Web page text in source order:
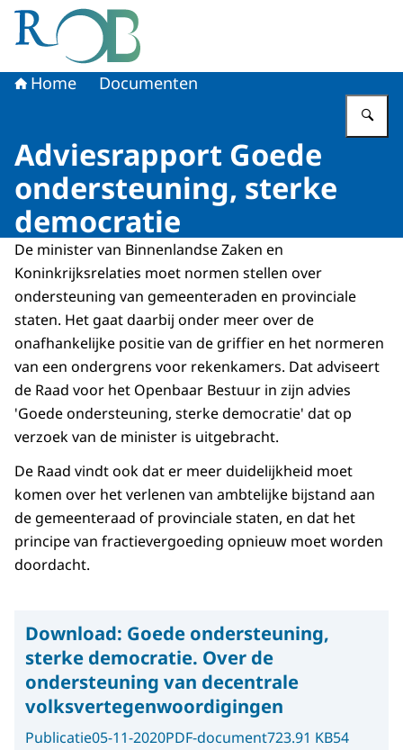
Naar de homepage van Raad voor het Openbaar Bestuur
Home Documenten
Adviesrapport Goede
ondersteuning, sterke
democratie
De minister van Binnenlandse Zaken en
Koninkrijksrelaties moet normen stellen over
ondersteuning van gemeenteraden en provinciale
staten. Het gaat daarbij onder meer over de
onafhankelijke positie van de griffier en het normeren
van een ondergrens voor rekenkamers. Dat adviseert
de Raad voor het Openbaar Bestuur in zijn advies
'Goede ondersteuning, sterke democratie' dat op
verzoek van de minister is uitgebracht.
De Raad vindt ook dat er meer duidelijkheid moet
komen over het verlenen van ambtelijke bijstand aan
de gemeenteraad of provinciale staten, en dat het
principe van fractievergoeding opnieuw moet worden
doordacht.
Download: Goede ondersteuning,
sterke democratie. Over de
ondersteuning van decentrale
volksvertegenwoordigingen
Publicatie05-11-2020PDF-document723.91 KB54